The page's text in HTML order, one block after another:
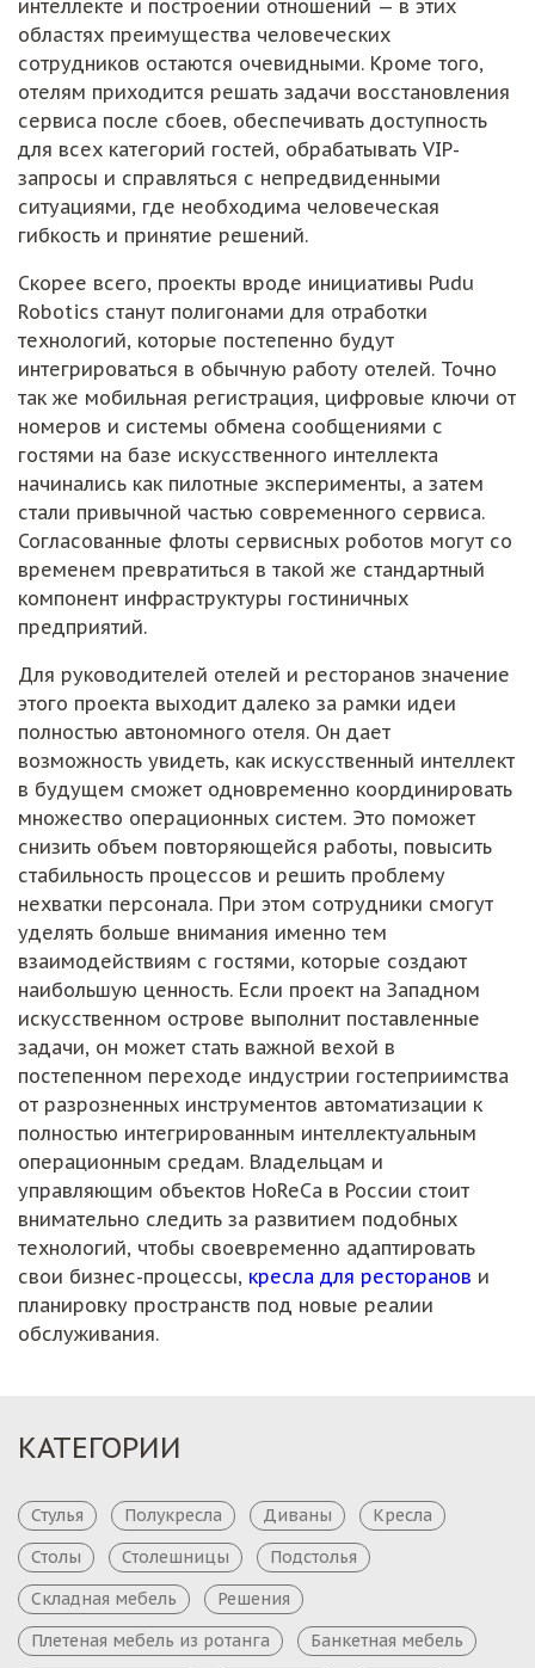
интеллекте и построении отношений — в этих
областях преимущества человеческих
сотрудников остаются очевидными. Кроме того,
отелям приходится решать задачи восстановления
сервиса после сбоев, обеспечивать доступность
для всех категорий гостей, обрабатывать VIP-
запросы и справляться с непредвиденными
ситуациями, где необходима человеческая
гибкость и принятие решений.
Скорее всего, проекты вроде инициативы Pudu
Robotics станут полигонами для отработки
технологий, которые постепенно будут
интегрироваться в обычную работу отелей. Точно
так же мобильная регистрация, цифровые ключи от
номеров и системы обмена сообщениями с
гостями на базе искусственного интеллекта
начинались как пилотные эксперименты, а затем
стали привычной частью современного сервиса.
Согласованные флоты сервисных роботов могут со
временем превратиться в такой же стандартный
компонент инфраструктуры гостиничных
предприятий.
Для руководителей отелей и ресторанов значение
этого проекта выходит далеко за рамки идеи
полностью автономного отеля. Он дает
возможность увидеть, как искусственный интеллект
в будущем сможет одновременно координировать
множество операционных систем. Это поможет
снизить объем повторяющейся работы, повысить
стабильность процессов и решить проблему
нехватки персонала. При этом сотрудники смогут
уделять больше внимания именно тем
взаимодействиям с гостями, которые создают
наибольшую ценность. Если проект на Западном
искусственном острове выполнит поставленные
задачи, он может стать важной вехой в
постепенном переходе индустрии гостеприимства
от разрозненных инструментов автоматизации к
полностью интегрированным интеллектуальным
операционным средам. Владельцам и
управляющим объектов HoReCa в России стоит
внимательно следить за развитием подобных
технологий, чтобы своевременно адаптировать
свои бизнес-процессы, кресла для ресторанов и
планировку пространств под новые реалии
обслуживания.
КАТЕГОРИИ
Стулья Полукресла Диваны
Кресла
Столы
Столешницы
Подстолья
Складная мебель
Решения
Плетеная мебель из ротанга
Банкетная мебель